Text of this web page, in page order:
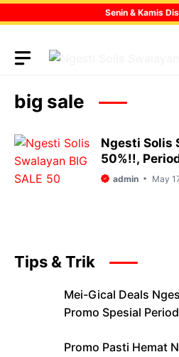
Skip
to
Senin & Kamis
big sale
Ngesti Solis
50%!!,
admin May
Tips & Trik
Mei-Gical Deals
Promo Spesial
Promo Pasti Hemat